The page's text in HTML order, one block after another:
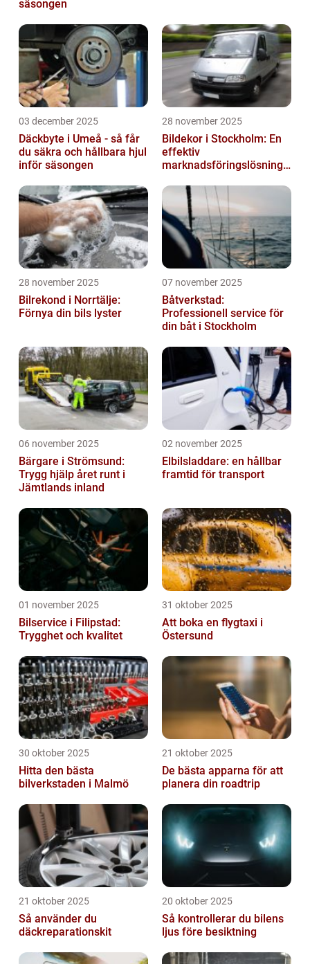
säsongen
03 december 2025
Däckbyte i Umeå - så får
du säkra och hållbara hjul
inför säsongen
28 november 2025
Bildekor i Stockholm: En
effektiv
marknadsföringslösning
28 november 2025
Bilrekond i Norrtälje:
Förnya din bils lyster
07 november 2025
Båtverkstad:
Professionell service för
din båt i Stockholm
06 november 2025
Bärgare i Strömsund:
Trygg hjälp året runt i
Jämtlands inland
02 november 2025
Elbilsladdare: en hållbar
framtid för transport
01 november 2025
Bilservice i Filipstad:
Trygghet och kvalitet
31 oktober 2025
Att boka en flygtaxi i
Östersund
30 oktober 2025
Hitta den bästa
bilverkstaden i Malmö
21 oktober 2025
De bästa apparna för att
planera din roadtrip
21 oktober 2025
Så använder du
däckreparationskit
20 oktober 2025
Så kontrollerar du bilens
ljus före besiktning